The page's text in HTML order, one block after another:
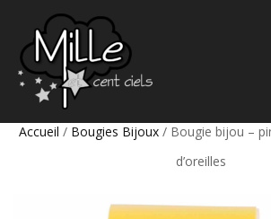
Accueil / Bougies Bijoux/ Bougie bijou –
d’oreilles